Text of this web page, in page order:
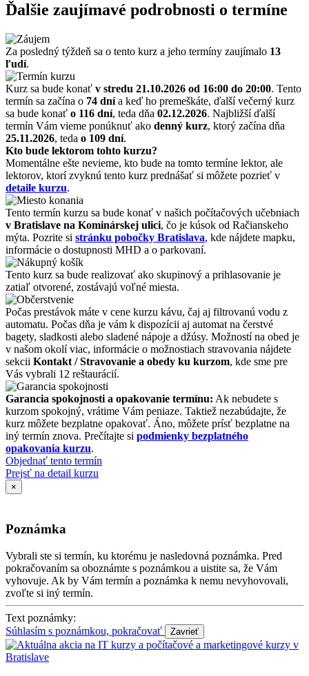
Ďalšie zaujímavé podrobnosti o termíne
Za posledný týždeň sa o tento kurz a jeho termíny zaujímalo 13
ľudí.
Kurz sa bude konať v stredu 21.10.2026 od 16:00 do 20:00. Tento
termín sa začína o 74 dnía keď ho premeškáte, ďalší večerný kurz
sa bude konať o 116 dní, teda dňa 02.12.2026. Najbližší ďalší
termín Vám vieme ponúknuť ako denný kurz, ktorý začína dňa
25.11.2026, teda o 109 dní.
Kto bude lektorom tohto kurzu?
Momentálne ešte nevieme, kto bude na tomto termíne lektor, ale
lektorov, ktorí zvyknú tento kurz prednášať si môžete pozrieť v
detaile kurzu.
Tento termín kurzu sa bude konať v našich počítačových učebniach
v Bratislave na Kominárskej ulici, čo je kúsok od Račianskeho
mýta. Pozrite si stránku pobočky Bratislava, kde nájdete mapku,
informácie o dostupnosti MHD a o parkovaní.
Tento kurz sa bude realizovať ako skupinový a prihlasovanie je
zatiaľ otvorené, zostávajú voľné miesta.
Počas prestávok máte v cene kurzu kávu, čaj aj filtrovanú vodu z
automatu. Počas dňa je vám k dispozícii aj automat na čerstvé
bagety, sladkosti alebo sladené nápoje a džúsy. Možností na obed je
v našom okolí viac, informácie o možnostiach stravovania nájdete
sekcii Kontakt / Stravovanie a obedy ku kurzom, kde sme pre
Vás vybrali 12 reštaurácií.
Garancia spokojnosti a opakovanie termínu: Ak nebudete s
kurzom spokojný, vrátime Vám peniaze. Taktiež nezabúdajte, že
kurz môžete bezplatne opakovať. Áno, môžete prísť bezplatne na
iný termín znova. Prečítajte si podmienky bezplatného
opakovania kurzu.
Objednať tento termín
Prejsť na detail kurzu
×
Poznámka
Vybrali ste si termín, ku ktorému je nasledovná poznámka. Pred
pokračovaním sa oboznámte s poznámkou a uistite sa, že Vám
vyhovuje. Ak by Vám termín a poznámka k nemu nevyhovovali,
zvoľte si iný termín.
Text poznámky:
Súhlasím s poznámkou, pokračovať